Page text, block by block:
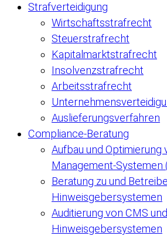
Strafverteidigung
Wirtschaftsstrafrecht
Steuerstrafrecht
Kapitalmarktstrafrecht
Insolvenzstrafrecht
Arbeitsstrafrecht
Auslieferungsverfahren
Compliance-Beratung
Aufbau und Optimierung
Management-Systemen
Beratung zu und
Hinweisgebersystemen
Auditierung von CMS und
Hinweisgebersystemen